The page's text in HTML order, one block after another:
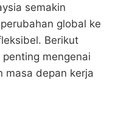
semakin
global ke
Berikut
mengenai
masa depan kerja